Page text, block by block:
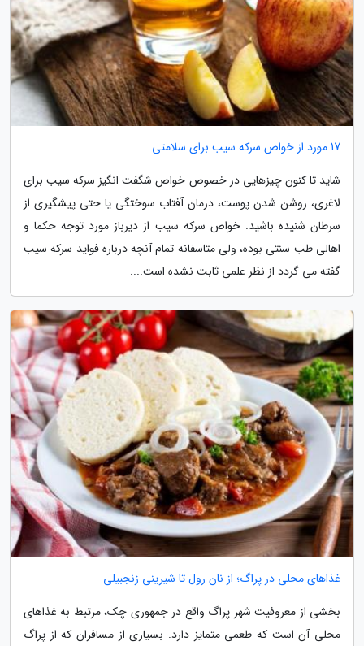
17 مورد از خواص سرکه سیب برای سلامتی
شاید تا کنون چیزهایی در خصوص خواص شگفت انگیز سرکه سیب برای
لاغری، روشن شدن پوست، درمان آفتاب سوختگی یا حتی پیشگیری از
سرطان شنیده باشید. خواص سرکه سیب از دیرباز مورد توجه حکما و
اهالی طب سنتی بوده، ولی متاسفانه تمام آنچه درباره فواید سرکه سیب
گفته می گردد از نظر علمی ثابت نشده است....
غذاهای محلی در پراگ؛ از نان رول تا شیرینی زنجبیلی
بخشی از معروفیت شهر پراگ واقع در جمهوری چک، مرتبط به غذاهای
محلی آن است که طعمی متمایز دارد. بسیاری از مسافران که از پراگ